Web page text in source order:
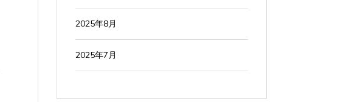
2025年8月
2025年7月